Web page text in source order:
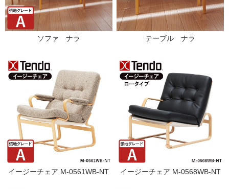
ソファ ナラ テーブル ナラ
イージーチェア M-0561WB-NT イージーチェア M-0568WB-NT